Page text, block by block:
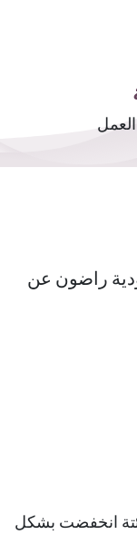
10 مدن سعودية راضون عن
الفائتة انخفضت بشكل